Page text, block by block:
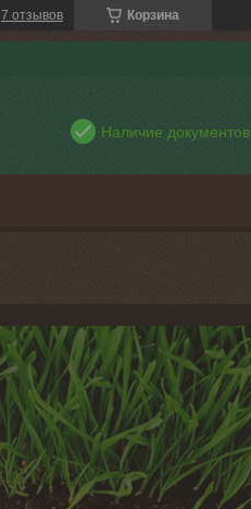
Корзина
7 отзывов
Наличие документов